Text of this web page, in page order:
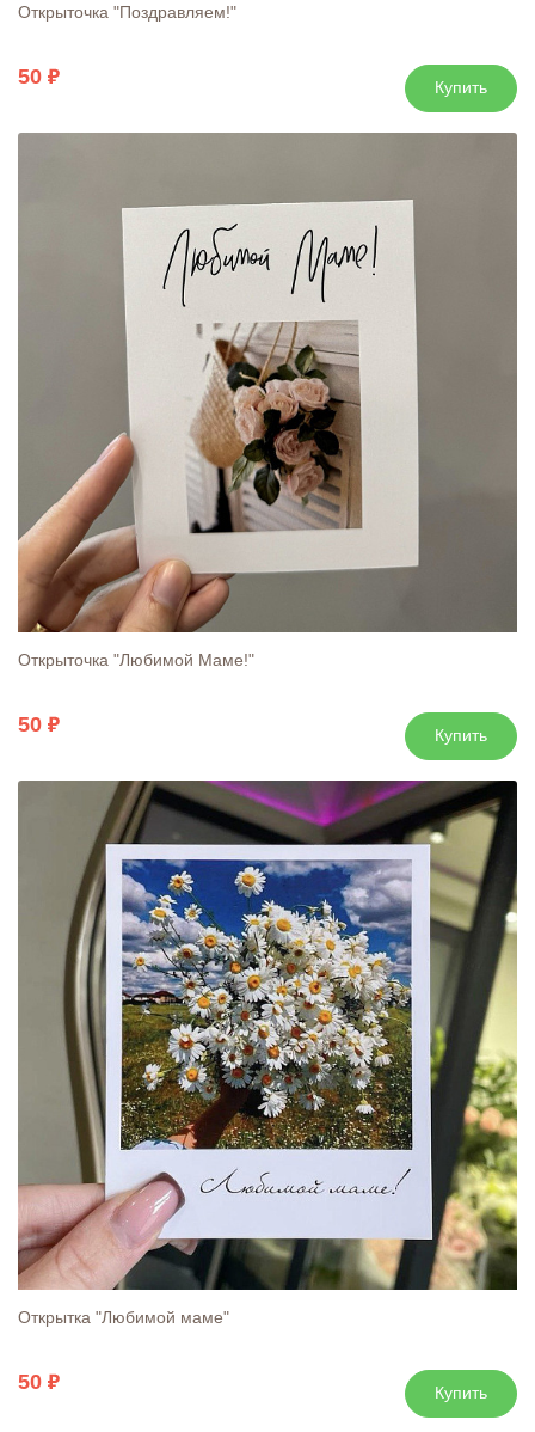
Открыточка "Поздравляем!"
50 Купить
Открыточка "Любимой Маме!"
50 Купить
Открытка "Любимой маме"
50 Купить